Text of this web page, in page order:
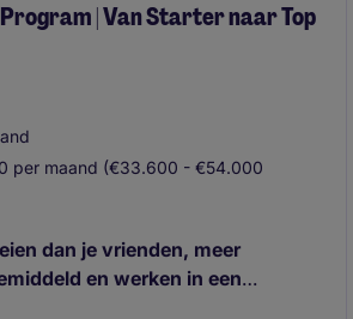
| Van Starter naar Top
per maand (€33.600 - €54.000
dan je vrienden, meer
en werken in een